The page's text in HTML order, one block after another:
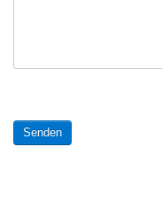
Senden